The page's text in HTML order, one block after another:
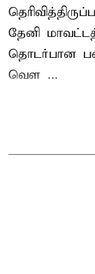
தேனி
தொடர்பான
வெள ...